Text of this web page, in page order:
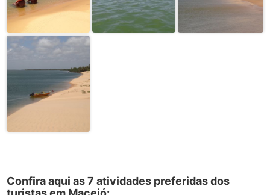
Confira aqui as 7 atividades preferidas dos